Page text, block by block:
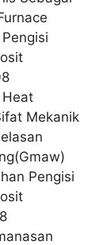
Heat
Mekanik
Pengisi